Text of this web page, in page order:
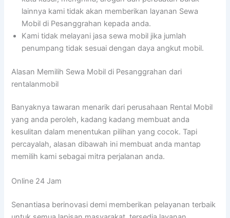
lainnya kami tidak akan memberikan layanan Sewa
Mobil di Pesanggrahan kepada anda.
Kami tidak melayani jasa sewa mobil jika jumlah
penumpang tidak sesuai dengan daya angkut mobil.
Alasan Memilih Sewa Mobil di Pesanggrahan dari
rentalanmobil
Banyaknya tawaran menarik dari perusahaan Rental Mobil
yang anda peroleh, kadang kadang membuat anda
kesulitan dalam menentukan pilihan yang cocok. Tapi
percayalah, alasan dibawah ini membuat anda mantap
memilih kami sebagai mitra perjalanan anda.
Online 24 Jam
Senantiasa berinovasi demi memberikan pelayanan terbaik